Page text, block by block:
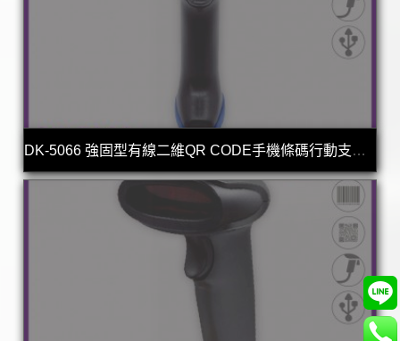
DK-5066 強固型有線二維QR CODE手機條碼行動支付專用款/可讀發票中文品名